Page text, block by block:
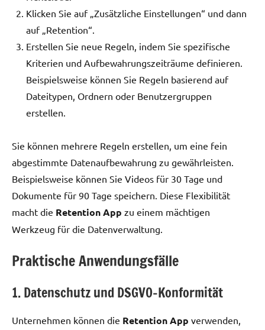
Klicken Sie auf „Zusätzliche Einstellungen“ und dann
auf „Retention“.
Erstellen Sie neue Regeln, indem Sie spezifische
Kriterien und Aufbewahrungszeiträume definieren.
Beispielsweise können Sie Regeln basierend auf
Dateitypen, Ordnern oder Benutzergruppen
erstellen.
Sie können mehrere Regeln erstellen, um eine fein
abgestimmte Datenaufbewahrung zu gewährleisten.
Beispielsweise können Sie Videos für 30 Tage und
Dokumente für 90 Tage speichern. Diese Flexibilität
macht die Retention App zu einem mächtigen
Werkzeug für die Datenverwaltung.
Praktische Anwendungsfälle
1. Datenschutz und DSGVO-Konformität
Unternehmen können die Retention App verwenden,